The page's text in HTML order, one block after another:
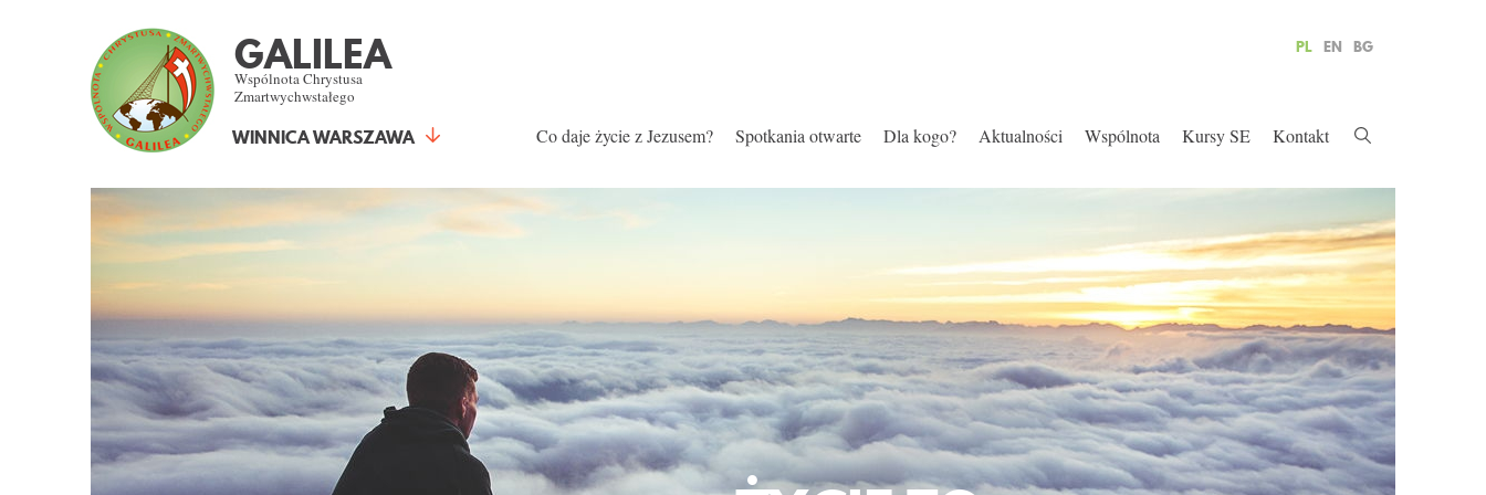
GALILEA
Wspólnota Chrystusa
Zmartwychwstałego
WINNICA WARSZAWA
PL EN BG
Co daje życie z Jezusem? Spotkania otwarte Dla kogo? Aktualności Wspólnota Kursy SE Kontakt
ZOSTAŁEŚ
NAJBARDZIEJ
Z NIM MOŻESZ
ŻYCIE TO